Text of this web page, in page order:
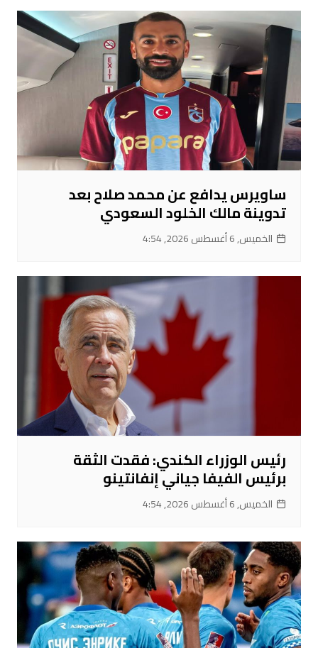
ساويرس يدافع عن محمد صلاح بعد
تدوينة مالك الخلود السعودي
الخميس, 6 أغسطس 2026, 4:54
رئيس الوزراء الكندي: فقدت الثقة
برئيس الفيفا جياني إنفانتينو
الخميس, 6 أغسطس 2026, 4:54